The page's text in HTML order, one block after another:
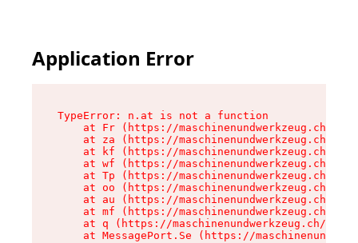
Application Error
TypeError: n.at is not a function
at Fr (https://maschinenundwerkzeug.ch/
at za (https://maschinenundwerkzeug.ch/
at kf (https://maschinenundwerkzeug.ch/
at wf (https://maschinenundwerkzeug.ch/
at Tp (https://maschinenundwerkzeug.ch/
at oo (https://maschinenundwerkzeug.ch/
at au (https://maschinenundwerkzeug.ch/
at mf (https://maschinenundwerkzeug.ch/
at q (https://maschinenundwerkzeug.ch/
at MessagePort.Se (https://